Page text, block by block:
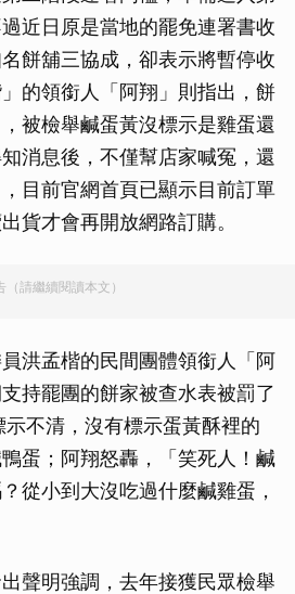
近日原是當地的罷免連署書收
餅舖三協成，卻表示將暫停收
的領銜人「阿翔」則指出，餅
被檢舉鹹蛋黃沒標示是雞蛋還
消息後，不僅幫店家喊冤，還
目前官網首頁已顯示目前訂單
貨才會再開放網路訂購。
（請繼續閱讀本文）
洪孟楷的民間團體領銜人「阿
持罷團的餅家被查水表被罰了
不清，沒有標示蛋黃酥裡的
蛋；阿翔怒轟，「笑死人！鹹
從小到大沒吃過什麼鹹雞蛋，
聲明強調，去年接獲民眾檢舉